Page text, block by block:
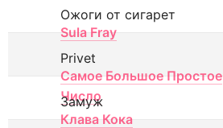
Ожоги от сигарет
Sula Fray
Privet
Самое Большое Простое
Число
Замуж
Клава Кока